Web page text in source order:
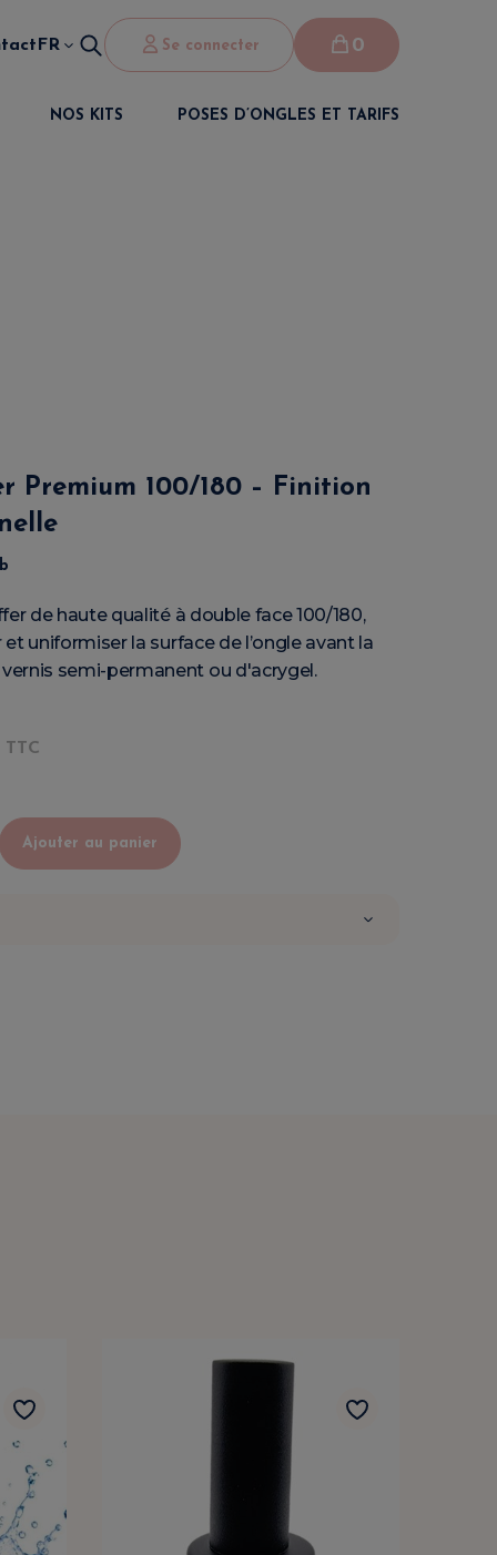
FR Se connecter 0
NOS KITS POSES D’ONGLES ET TARIFS
Premium 100/180 – Finition
de haute qualité à double face 100/180,
uniformiser la surface de l’ongle avant la
semi-permanent ou d'acrygel.
TTC
Ajouter au panier